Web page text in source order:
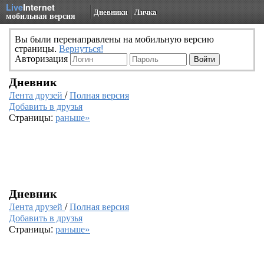
LiveInternet
мобильная версия Дневники Личка
Вы были перенаправлены на мобильную версию
страницы. Вернуться!
Авторизация
Дневник
Лента друзей /Полная версия
Добавить в друзья
Страницы: раньше»
Дневник
Лента друзей /Полная версия
Добавить в друзья
Страницы: раньше»